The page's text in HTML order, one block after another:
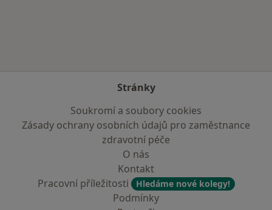
Stránky
Soukromí a soubory cookies
Zásady ochrany osobních údajů pro zaměstnance
zdravotní péče
O nás
Kontakt
Pracovní příležitosti
Hledáme nové kolegy!
Podmínky